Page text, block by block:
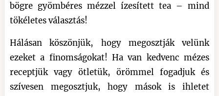
bögre gyömbéres mézzel ízesített tea – mind
tökéletes választás!
Hálásan köszönjük, hogy megosztják velünk
ezeket a finomságokat! Ha van kedvenc mézes
receptjük vagy ötletük, örömmel fogadjuk és
szívesen megosztjuk, hogy mások is ihletet